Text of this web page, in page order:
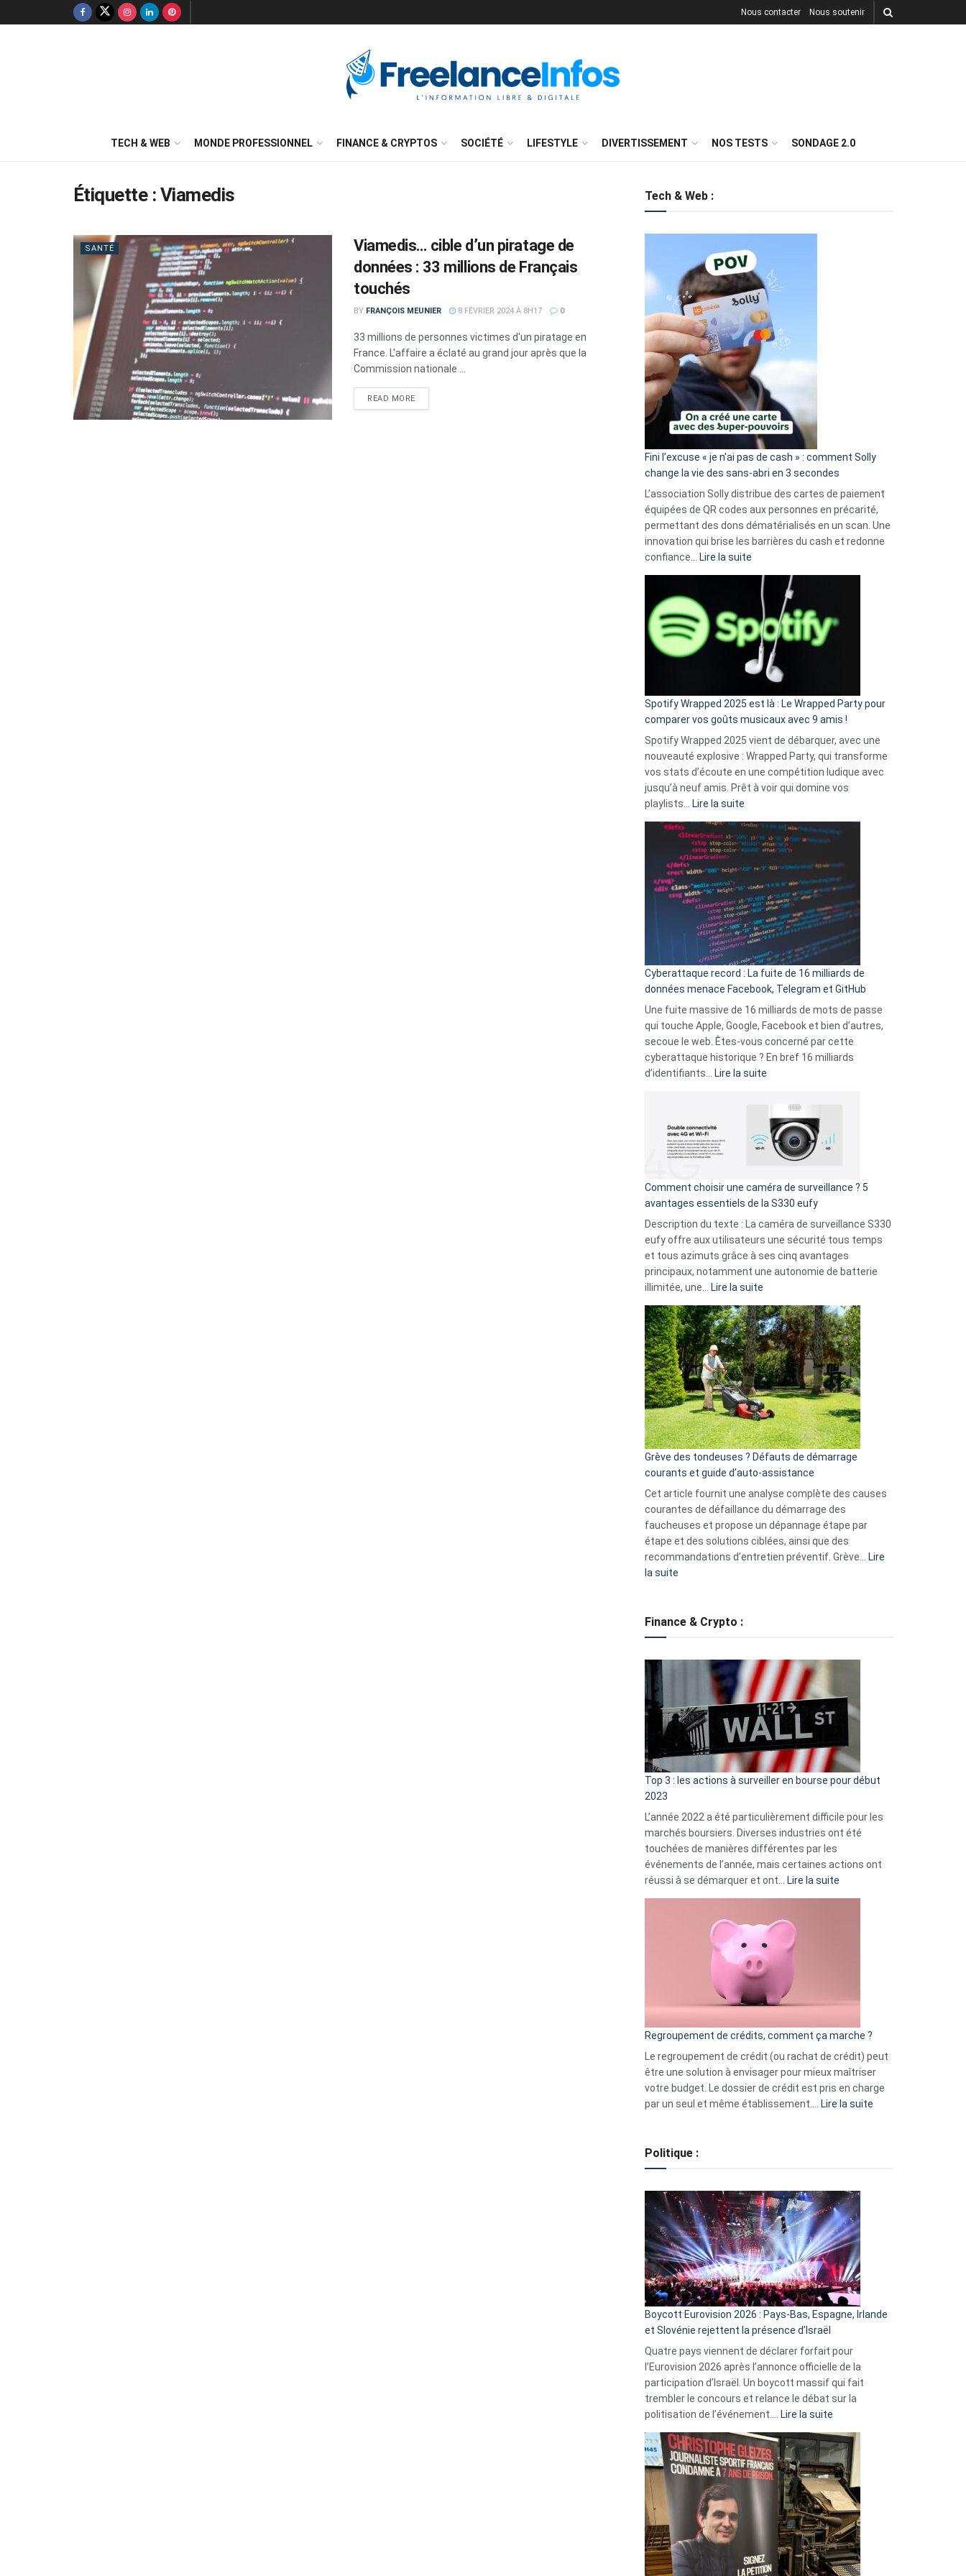
Nous contacter Nous soutenir
TECH & WEB MONDE PROFESSIONNEL FINANCE & CRYPTOS SOCIÉTÉ LIFESTYLE DIVERTISSEMENT NOS TESTS SONDAGE 2.0
Étiquette : Viamedis
SANTÉ
Viamedis… cible d’un piratage de
données : 33 millions de Français
touchés
BY FRANÇOIS MEUNIER 8 FÉVRIER 2024 À 8H17 0
33 millions de personnes victimes d'un piratage en
France. L'affaire a éclaté au grand jour après que la
Commission nationale ...
READ MOREDETAILS
Tech & Web :
Fini l’excuse « je n’ai pas de cash » : comment Solly
change la vie des sans-abri en 3 secondes
L’association Solly distribue des cartes de paiement
équipées de QR codes aux personnes en précarité,
permettant des dons dématérialisés en un scan. Une
innovation qui brise les barrières du cash et redonne
confiance…
Lire la suite
l’excuse
je
n’ai
pas
de
cash
»
Solly
change
la
vie
sans-
abri
en
3
secondes
Spotify Wrapped 2025 est là : Le Wrapped Party pour
comparer vos goûts musicaux avec 9 amis !
Spotify Wrapped 2025 vient de débarquer, avec une
nouveauté explosive : Wrapped Party, qui transforme
vos stats d’écoute en une compétition ludique avec
jusqu’à neuf amis. Prêt à voir qui domine vos
playlists…
Lire la suite
Wrapped
2025
est
:
Le
Wrapped
Party
pour
comparer
vos
goûts
musicaux
avec
9
amis
Cyberattaque record : La fuite de 16 milliards de
données menace Facebook, Telegram et GitHub
Une fuite massive de 16 milliards de mots de passe
qui touche Apple, Google, Facebook et bien d’autres,
secoue le web. Êtes-vous concerné par cette
cyberattaque historique ? En bref 16 milliards
d’identifiants…
Lire la suite
record
La
fuite
16
milliards
données
menace
Facebook,
Telegram
GitHub
Comment choisir une caméra de surveillance ? 5
avantages essentiels de la S330 eufy
Description du texte : La caméra de surveillance S330
eufy offre aux utilisateurs une sécurité tous temps
et tous azimuts grâce à ses cinq avantages
principaux, notamment une autonomie de batterie
illimitée, une…
Lire la suite
choisir
une
caméra
de
surveillance
?
5
avantages
essentiels
de
la
S330
eufy
Grève des tondeuses ? Défauts de démarrage
courants et guide d’auto-assistance
Cet article fournit une analyse complète des causes
courantes de défaillance du démarrage des
faucheuses et propose un dépannage étape par
étape et des solutions ciblées, ainsi que des
recommandations d’entretien préventif. Grève…
Lire
la suite
tondeuses
démarrage
courants
et
guide
d’auto-
assistance
Finance & Crypto :
Top 3 : les actions à surveiller en bourse pour début
2023
L’année 2022 a été particulièrement difficile pour les
marchés boursiers. Diverses industries ont été
touchées de manières différentes par les
événements de l’année, mais certaines actions ont
réussi à se démarquer et ont…
Lire la suite
en
pour
début
2023
Regroupement de crédits, comment ça marche ?
Le regroupement de crédit (ou rachat de crédit) peut
être une solution à envisager pour mieux maîtriser
votre budget. Le dossier de crédit est pris en charge
par un seul et même établissement.…
Lire la suite
Politique :
Boycott Eurovision 2026 : Pays-Bas, Espagne, Irlande
et Slovénie rejettent la présence d’Israël
Quatre pays viennent de déclarer forfait pour
l’Eurovision 2026 après l’annonce officielle de la
participation d’Israël. Un boycott massif qui fait
trembler le concours et relance le débat sur la
politisation de l’événement.…
Lire la suite
Eurovision
2026
:
Pays-
Bas,
Espagne,
Irlande
et
Slovénie